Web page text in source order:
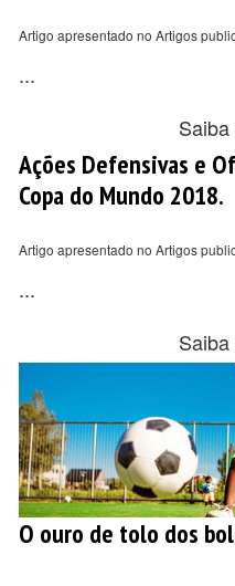
Artigo apresentado no Artigos
...
Ações Defensivas e
Copa do Mundo 2018.
Artigo apresentado no Artigos
...
O ouro de tolo dos